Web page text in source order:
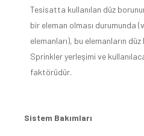
Tesisatta kullanılan düz
bir eleman olması durumunda
elemanları), bu elemanların
Sprinkler yerleşimi ve
faktörüdür.
Sistem Bakımları